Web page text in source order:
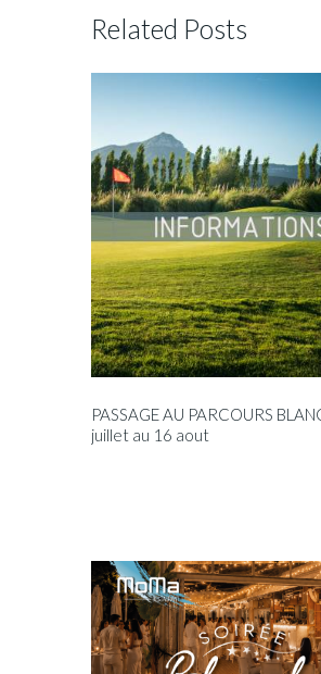
Related Posts
PASSAGE AU PARCOURS
juillet au 16 aout